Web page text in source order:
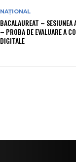
NAȚIONAL
BACALAUREAT –
– PROBA DE EVALUARE A
DIGITALE